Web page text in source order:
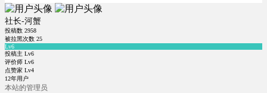
社长-河蟹
投稿数 2958
被拉黑次数 25
Lv6
投稿主 Lv6
评价师 Lv6
点赞家 Lv4
12年用户
本站的管理员